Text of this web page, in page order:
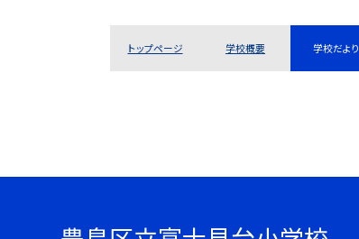
トップページ 学校概要 学校だより